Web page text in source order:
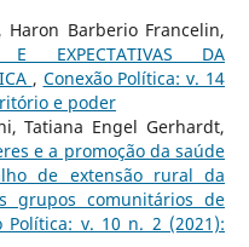
Barberio Francelin,
E EXPECTATIVAS DA
, Conexão Política: v. 14
e poder
Tatiana Engel Gerhardt,
e a promoção da saúde
de extensão rural da
grupos comunitários de
Política: v. 10 n. 2 (2021):